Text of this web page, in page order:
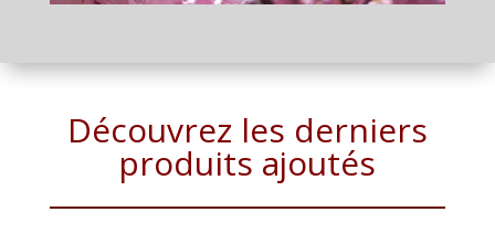
Découvrez les derniers
produits ajoutés